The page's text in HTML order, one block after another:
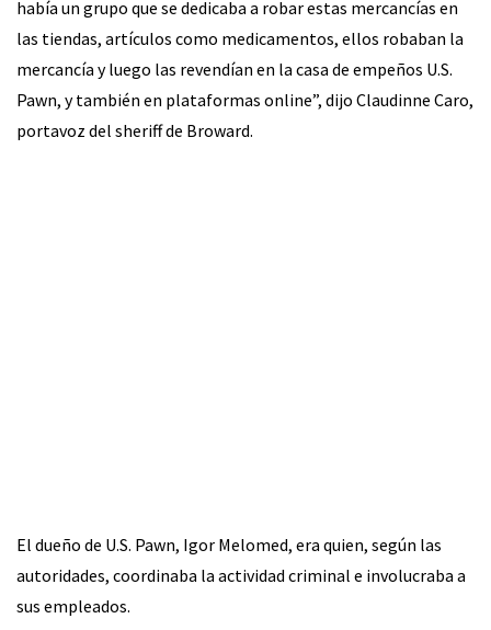
había un grupo que se dedicaba a robar estas mercancías en
las tiendas, artículos como medicamentos, ellos robaban la
mercancía y luego las revendían en la casa de empeños U.S.
Pawn, y también en plataformas online”, dijo Claudinne Caro,
portavoz del sheriff de Broward.
El dueño de U.S. Pawn, Igor Melomed, era quien, según las
autoridades, coordinaba la actividad criminal e involucraba a
sus empleados.